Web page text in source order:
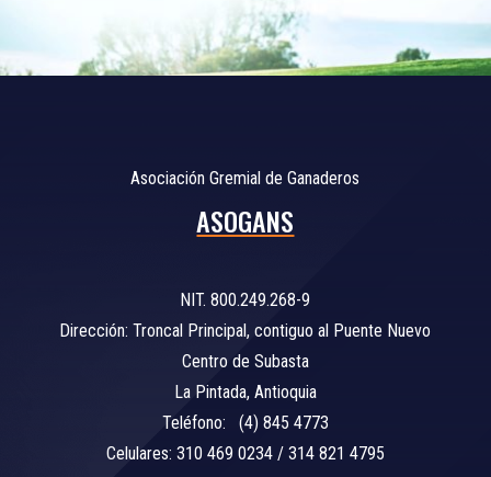
Asociación Gremial de Ganaderos
ASOGANS
NIT. 800.249.268-9
Dirección: Troncal Principal, contiguo al Puente Nuevo
Centro de Subasta
La Pintada, Antioquia
Teléfono: (4) 845 4773
Celulares: 310 469 0234 / 314 821 4795